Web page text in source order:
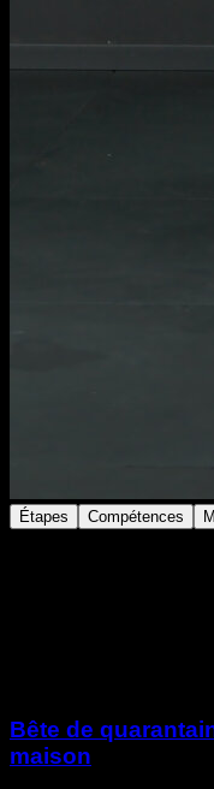
Étapes Compétences
Bête de
maison